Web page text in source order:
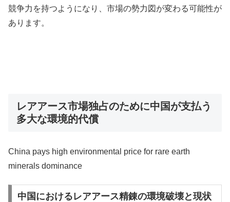
競争力を持つようになり、市場の勢力図が変わる可能性が
あります。
レアアース市場独占のために中国が支払う
多大な環境的代償
China pays high environmental price for rare earth
minerals dominance
中国におけるレアアース精錬の環境破壊と現状